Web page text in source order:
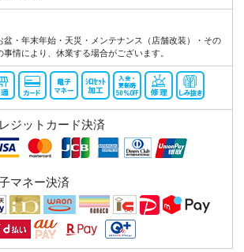
・年末年始・天災・メンテナンス（店舗改装）・その
事情により、休業する場合がございます。
ジットカード決済
マネー決済